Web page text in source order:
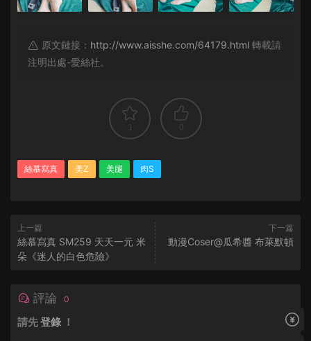
原文鏈接： http://www.aisshe.com/64179.html 轉載請
注明出處-愛絲社。
1 0
絲慕寫真 美Z 美腿 肉S
上一篇
絲慕寫真 SM259 天天一元 米
朵《迷人的白色危險》
下一篇
動漫Coser@瓜希醬 布萊默頓
評論 0
請先登錄 ！